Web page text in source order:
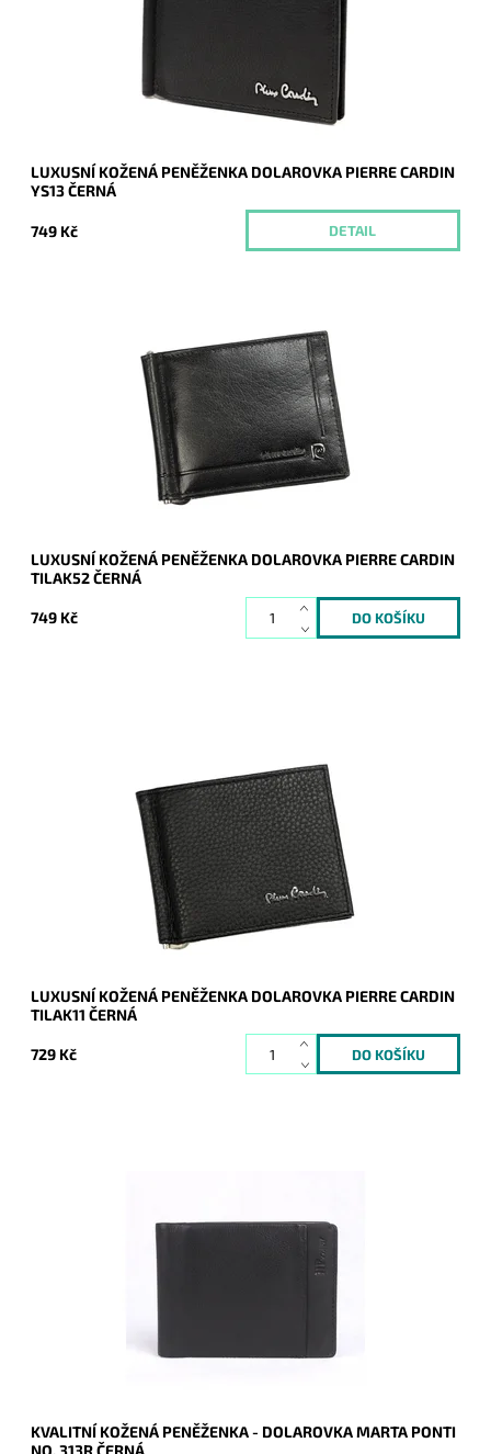
Momentálně nedostupné
20294
LUXUSNÍ KOŽENÁ PENĚŽENKA DOLAROVKA PIERRE CARDIN
YS13 ČERNÁ
749 Kč DETAIL
Černá luxusní pánská kožená peněženka - dolarovka známé
značky Pierre Cardin z pevné hladké kůže, je nezbytným
doplňkem každého moderního muže.
Skladem
16633
Pierre Cardin
2 roky
LUXUSNÍ KOŽENÁ PENĚŽENKA DOLAROVKA PIERRE CARDIN
TILAK52 ČERNÁ
749 Kč
Černá luxusní pánská kožená peněženka - dolarovka známé
značky Pierre Cardin z velmi příjemné, ale pevné kůže, je
nezbytným doplňkem...
Skladem
16632
Pierre Cardin
2 roky
LUXUSNÍ KOŽENÁ PENĚŽENKA DOLAROVKA PIERRE CARDIN
TILAK11 ČERNÁ
729 Kč
z velmi kvalitní italské kůže.
Skladem
9901
KVALITNÍ KOŽENÁ PENĚŽENKA - DOLAROVKA MARTA PONTI